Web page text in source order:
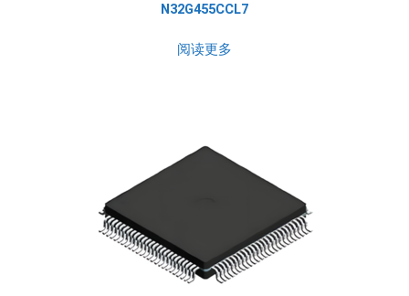
N32G455CCL7
阅读更多